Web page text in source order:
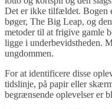
Det er ikke tilfældet. Bogen
bøger, The Big Leap, og
metoder til at frigive gamle
ligge i underbevidstheden.
ungdommen.
For at identificere disse
tidslinje, på papir eller
begrænsende oplevelser er